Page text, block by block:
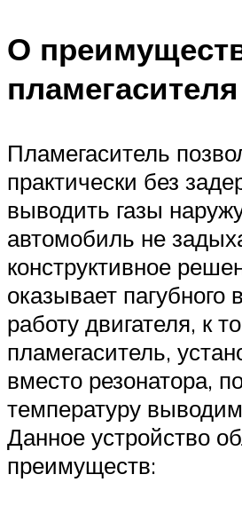
О
пламегасителя
Пламегаситель
практически без
выводить газы
автомобиль не
конструктивное
оказывает пагубного
работу двигателя, к
пламегаситель,
вместо резонатора,
температуру
Данное устройство
преимуществ: